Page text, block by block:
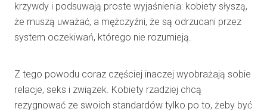
krzywdy i podsuwają proste wyjaśnienia: kobiety słyszą,
że muszą uważać, a mężczyźni, że są odrzucani przez
system oczekiwań, którego nie rozumieją.
Z tego powodu coraz częściej inaczej wyobrażają sobie
relacje, seks i związek. Kobiety rzadziej chcą
rezygnować ze swoich standardów tylko po to, żeby być